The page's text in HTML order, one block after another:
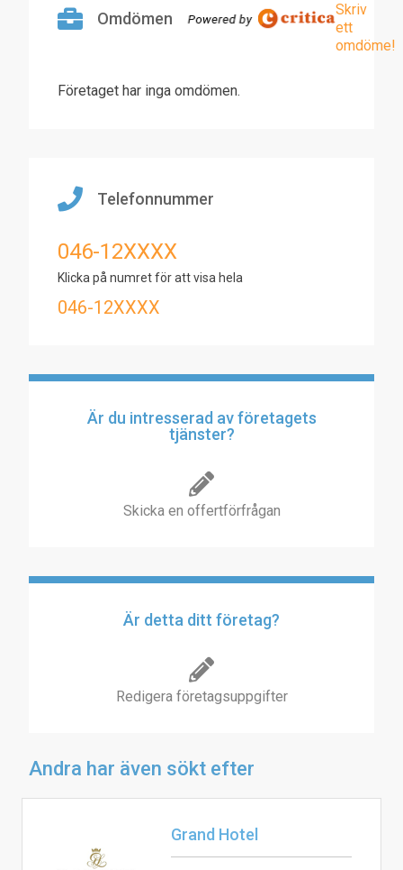
Omdömen
Skriv
ett
omdöme!
Företaget har inga omdömen.
Telefonnummer
046-12XXXX
Klicka på numret för att visa hela
046-12XXXX
Är du intresserad av företagets
tjänster?
Skicka en offertförfrågan
Är detta ditt företag?
Redigera företagsuppgifter
Andra har även sökt efter
Grand Hotel